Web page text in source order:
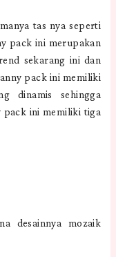
tas nya seperti
pack ini merupakan
sekarang ini dan
pack ini memiliki
dinamis sehingga
pack ini memiliki tiga
desainnya mozaik